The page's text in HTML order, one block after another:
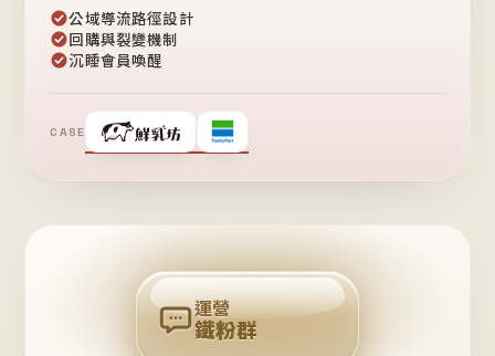
公域導流路徑設計
回購與裂變機制
沉睡會員喚醒
CASE
❤
粉
回
購
運營
鐵粉群